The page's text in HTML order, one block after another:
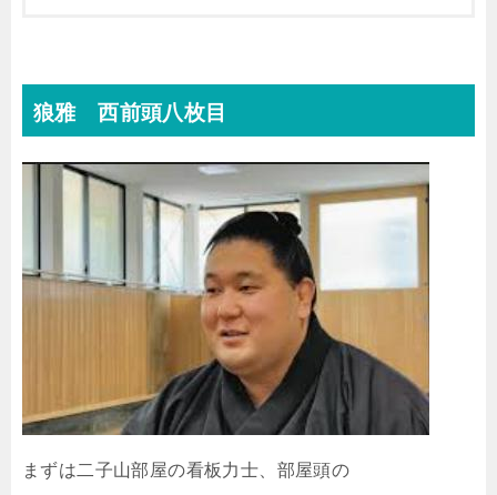
狼雅 西前頭八枚目
まずは二子山部屋の看板力士、部屋頭の